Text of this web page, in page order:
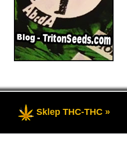
- Przedstawia portal-blog o
Sklep THC-THC »